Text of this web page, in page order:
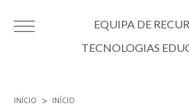
EQUIPA DE
TECNOLOGIAS
INÍCIO INÍCIO